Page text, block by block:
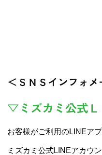
＜ＳＮＳインフォ
▽ミズカミ公式
お客様がご利用のLINEアプ
ミズカミ公式LINEアカウ